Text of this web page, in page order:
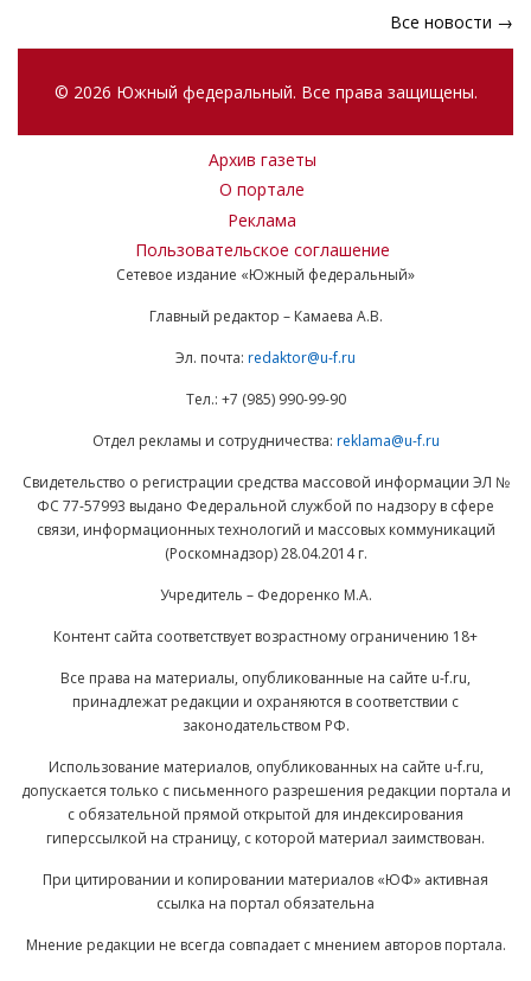
Все новости →
© 2026 Южный федеральный. Все права защищены.
Архив газеты
О портале
Реклама
Пользовательское соглашение
Сетевое издание «Южный федеральный»
Главный редактор – Камаева А.В.
Эл. почта: redaktor@u-f.ru
Тел.: +7 (985) 990-99-90
Отдел рекламы и сотрудничества: reklama@u-f.ru
Свидетельство о регистрации средства массовой информации ЭЛ №
ФС 77-57993 выдано Федеральной службой по надзору в сфере
связи, информационных технологий и массовых коммуникаций
(Роскомнадзор) 28.04.2014 г.
Учредитель – Федоренко М.А.
Контент сайта соответствует возрастному ограничению 18+
Все права на материалы, опубликованные на сайте u-f.ru,
принадлежат редакции и охраняются в соответствии с
законодательством РФ.
Использование материалов, опубликованных на сайте u-f.ru,
допускается только с письменного разрешения редакции портала и
с обязательной прямой открытой для индексирования
гиперссылкой на страницу, с которой материал заимствован.
При цитировании и копировании материалов «ЮФ» активная
ссылка на портал обязательна
Мнение редакции не всегда совпадает с мнением авторов портала.